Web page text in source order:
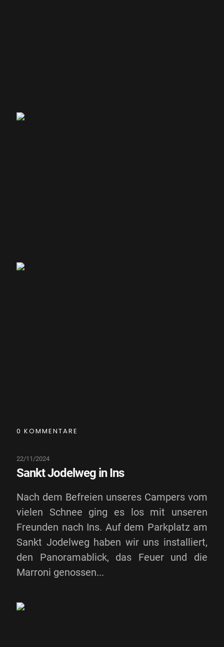
0 KOMMENTARE
Sankt Jodelweg in Ins
22/11/2024
Nach dem Befreien unseres Campers vom
vielen Schnee ging es los mit unseren
Freunden nach Ins. Auf dem Parkplatz am
Sankt Jodelweg haben wir uns installiert,
den Panoramablick, das Feuer und die
Marroni genossen...